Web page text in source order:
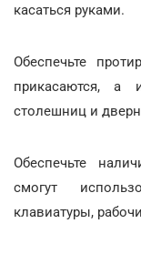
касаться руками.
Обеспечьте
прикасаются, а
столешниц и
Обеспечьте
смогут
клавиатуры,